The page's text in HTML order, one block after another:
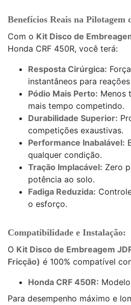
Benefícios Reais na Pilotagem
Com o Kit Disco de
Honda CRF 450R, você terá:
Resposta Cirúrgica:
instantâneos para
Pódio Mais Perto: Menos
mais tempo competindo.
Durabilidade Superior:
competições exaustivas.
Performance Inabalável:
qualquer condição.
Tração Implacável: Zero
potência ao solo.
Fadiga Reduzida:
o esforço.
Compatibilidade e Instalação:
O Kit Disco de Embreagem
Fricção) é 100% compatível
Honda CRF 450R:
Para desempenho máximo e